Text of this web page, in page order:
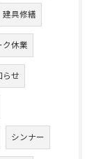
建具修繕
ク休業
らせ
シンナー